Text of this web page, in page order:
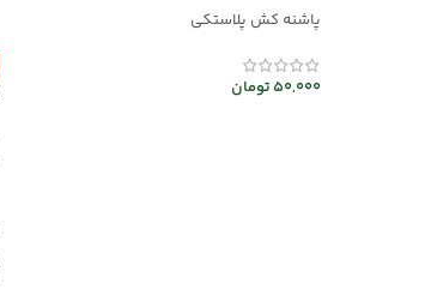
پاشنه کش پلاستکی
50,000تومان